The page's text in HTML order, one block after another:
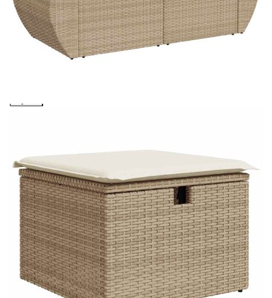
Acest tabel are caracter informativ. Adăugați produsul în
coșul de cumpărături unde veți putea selecta detaliile
cererii de creditare.
Предоставената таблица е с информационна цел.
Предоставената таблица е с информационна цел.
Добавете продукта в количката си с бутона "Добави в
количката" и при поръчка ще можете да изберете броя
вноски на кредита.
Предоставената таблица е с информационна цел.
Добавете продукта в количката си с бутона "Добави в
количката" и при поръчка ще можете да изберете броя
вноски на кредита.
Когато плащате с NewPay, всъщност NewPay плаща